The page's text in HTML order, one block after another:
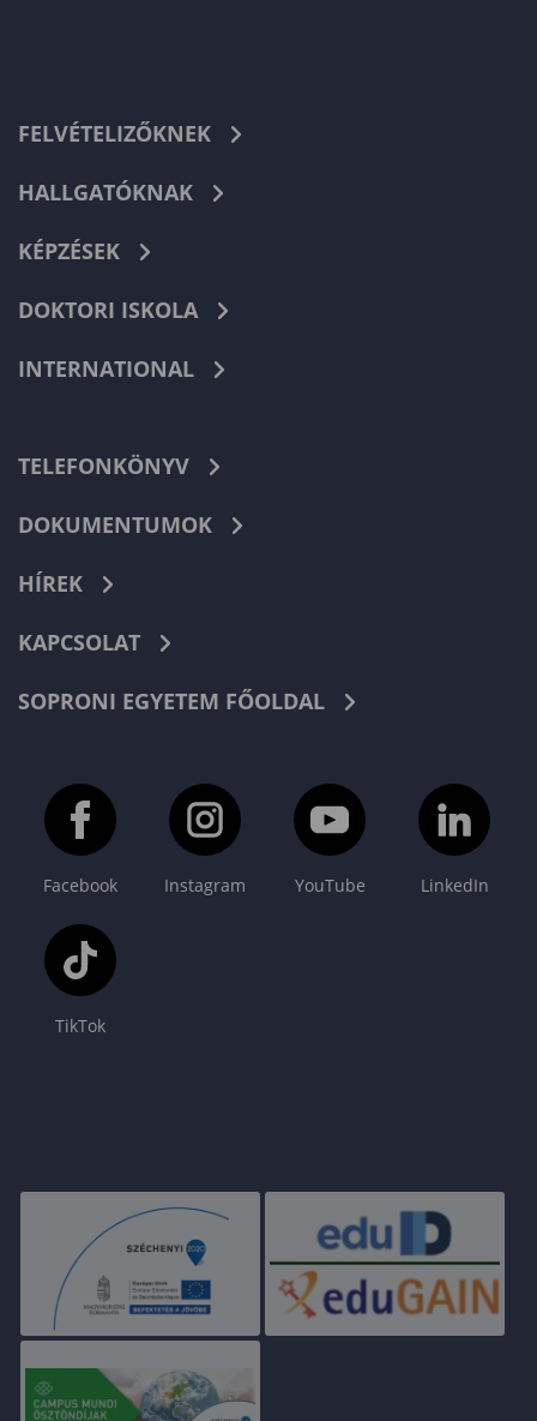
FELVÉTELIZŐKNEK
HALLGATÓKNAK
KÉPZÉSEK
DOKTORI ISKOLA
INTERNATIONAL
TELEFONKÖNYV
DOKUMENTUMOK
HÍREK
KAPCSOLAT
SOPRONI EGYETEM FŐOLDAL
Facebook Instagram YouTube LinkedIn
TikTok